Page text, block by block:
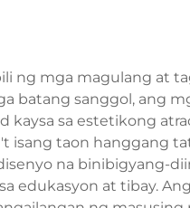
ng mga magulang at
batang sanggol, ang
kaysa sa estetikong
isang taon hanggang
na binibigyang-
edukasyon at tibay.